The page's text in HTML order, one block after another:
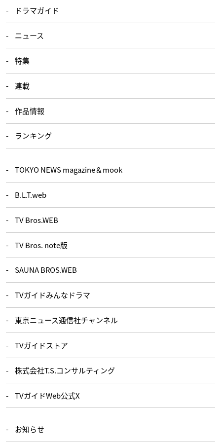
ドラマガイド
ニュース
特集
連載
作品情報
ランキング
TOKYO NEWS magazine＆mook
B.L.T.web
TV Bros.WEB
TV Bros. note版
SAUNA BROS.WEB
TVガイドみんなドラマ
東京ニュース通信社チャンネル
TVガイドストア
株式会社T.S.コンサルティング
TVガイドWeb公式X
お知らせ